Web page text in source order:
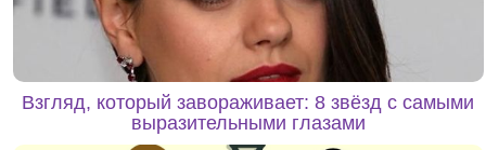
Взгляд, который завораживает: 8 звёзд с самыми
выразительными глазами